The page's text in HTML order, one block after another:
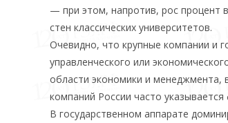
— при этом, напротив, рос процент
стен классических университетов.
Очевидно, что крупные компании и
управленческого или
области экономики и менеджмента,
компаний России часто
В государственном аппарате